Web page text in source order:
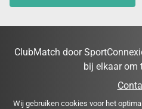
ClubMatch door
bij elkaar om
Wij gebruiken cookies voor het